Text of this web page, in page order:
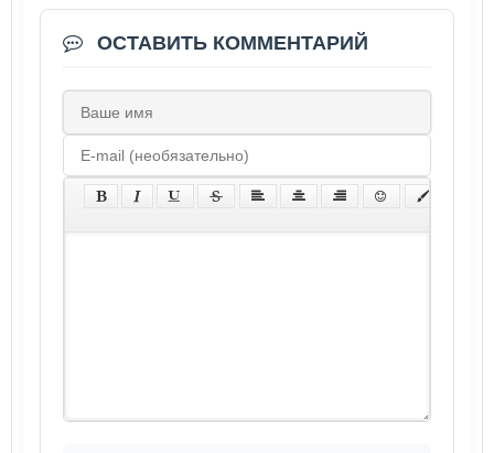
ОСТАВИТЬ КОММЕНТАРИЙ